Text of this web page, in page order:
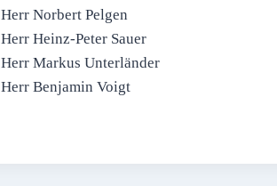
Herr Norbert Pelgen
Herr Heinz-Peter Sauer
Herr Markus Unterländer
Herr Benjamin Voigt